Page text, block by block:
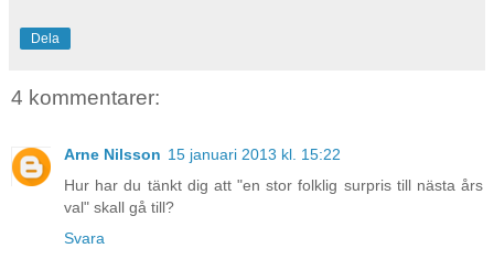
Dela
4 kommentarer:
Arne Nilsson 15 januari 2013 kl. 15:22
Hur har du tänkt dig att "en stor folklig surpris till nästa års
val" skall gå till?
Svara